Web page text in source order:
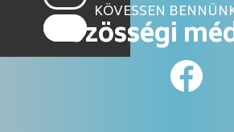
KÖVESSEN
közösségi